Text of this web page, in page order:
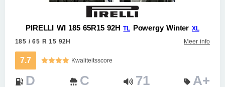
PIRELLI WI 185 65R15 92HTL Powergy Winter XL
185 / 65 R 15 92H
Meer info
7.7 Kwaliteitsscore
D C 71 A+